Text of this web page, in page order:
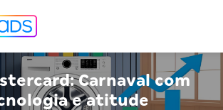
Carnaval com
e atitude